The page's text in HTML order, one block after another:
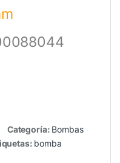
Categoría: Bombas
bomba